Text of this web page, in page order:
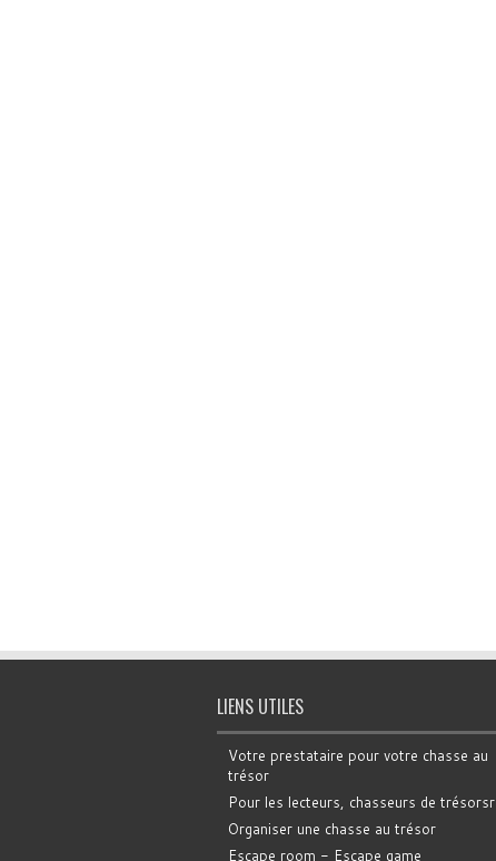
LIENS UTILES
Votre prestataire pour votre chasse au
trésor
Pour les lecteurs, chasseurs de trésorsr
Organiser une chasse au trésor
Escape room - Escape game